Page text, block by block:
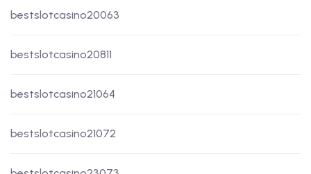
bestslotcasino20063
bestslotcasino20811
bestslotcasino21064
bestslotcasino21072